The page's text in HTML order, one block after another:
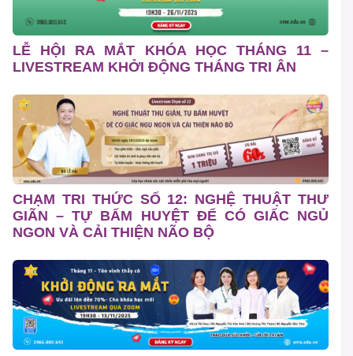
LỄ HỘI RA MẮT KHÓA HỌC THÁNG 11 –
LIVESTREAM KHỞI ĐỘNG THÁNG TRI ÂN
CHẠM TRI THỨC SỐ 12: NGHỆ THUẬT THƯ
GIÃN – TỰ BẤM HUYỆT ĐỂ CÓ GIẤC NGỦ
NGON VÀ CẢI THIỆN NÃO BỘ